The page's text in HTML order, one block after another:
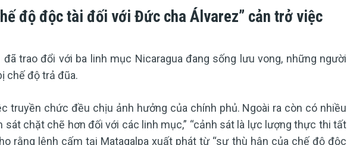
độ độc tài đối với Đức cha Álvarez” cản trở việc
đã trao đổi với ba linh mục Nicaragua đang sống lưu vong, những người
chế độ trả đũa.
truyền chức đều chịu ảnh hưởng của chính phủ. Ngoài ra còn có nhiều
sát chặt chẽ hơn đối với các linh mục,” “cảnh sát là lực lượng thực thi tất
rằng lệnh cấm tại Matagalpa xuất phát từ “sự thù hận của chế độ độc